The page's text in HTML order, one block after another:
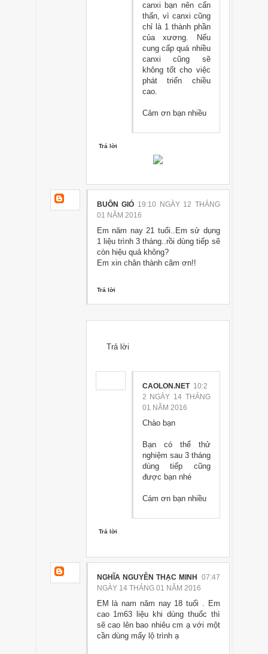
canxi bạn nên cẩn
thẩn, vì canxi cũng
chỉ là 1 thành phần
của xương. Nếu
cung cấp quá nhiều
canxi cũng sẽ
không tốt cho việc
phát triển chiều
cao.
Cảm ơn bạn nhiều
Trả lời
BUÔN GIÓ 19:10 NGÀY 12 THÁNG
01 NĂM 2016
Em năm nay 21 tuổi..Em sử dụng
1 liệu trình 3 tháng..rồi dùng tiếp sẽ
còn hiệu quả không?
Em xin chân thành cãm ơn!!
Trả lời
Trả lời
CAOLON.NET 10:2
2 NGÀY 14 THÁNG
01 NĂM 2016
Chào bạn
Bạn có thể thử
nghiệm sau 3 tháng
dùng tiếp cũng
được bạn nhé
Cám ơn bạn nhiều
Trả lời
NGHĨA NGUYỄN THẠC MINH 07:47
NGÀY 14 THÁNG 01 NĂM 2016
EM là nam năm nay 18 tuổi . Em
cao 1m63 liệu khi dùng thuốc thì
sẽ cao lên bao nhiêu cm ạ với một
cần dùng mấy lộ trình ạ